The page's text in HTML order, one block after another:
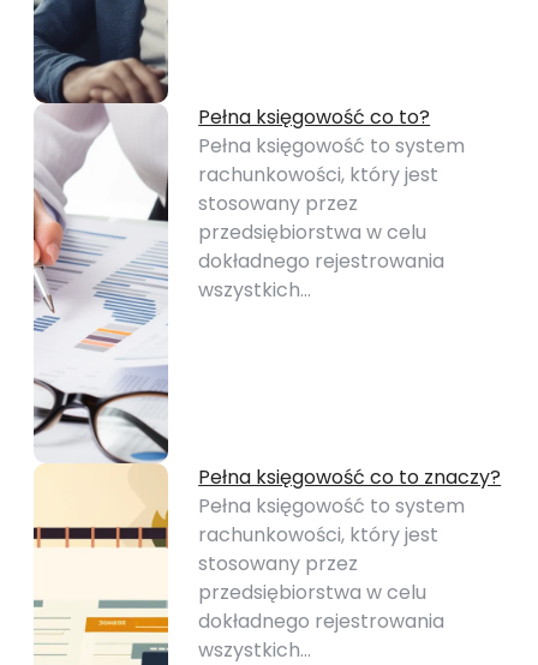
Pełna księgowość co to?
Pełna księgowość to system
rachunkowości, który jest
stosowany przez
przedsiębiorstwa w celu
dokładnego rejestrowania
wszystkich…
Pełna księgowość co to znaczy?
Pełna księgowość to system
rachunkowości, który jest
stosowany przez
przedsiębiorstwa w celu
dokładnego rejestrowania
wszystkich…